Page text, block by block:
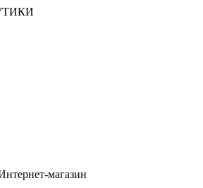
магазин